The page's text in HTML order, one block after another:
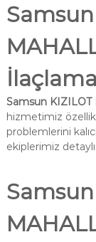
İlaçlama
Samsun KIZILOT
hizmetimiz
problemlerini
ekiplerimiz